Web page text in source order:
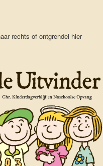
rechts ofontgrendel hier